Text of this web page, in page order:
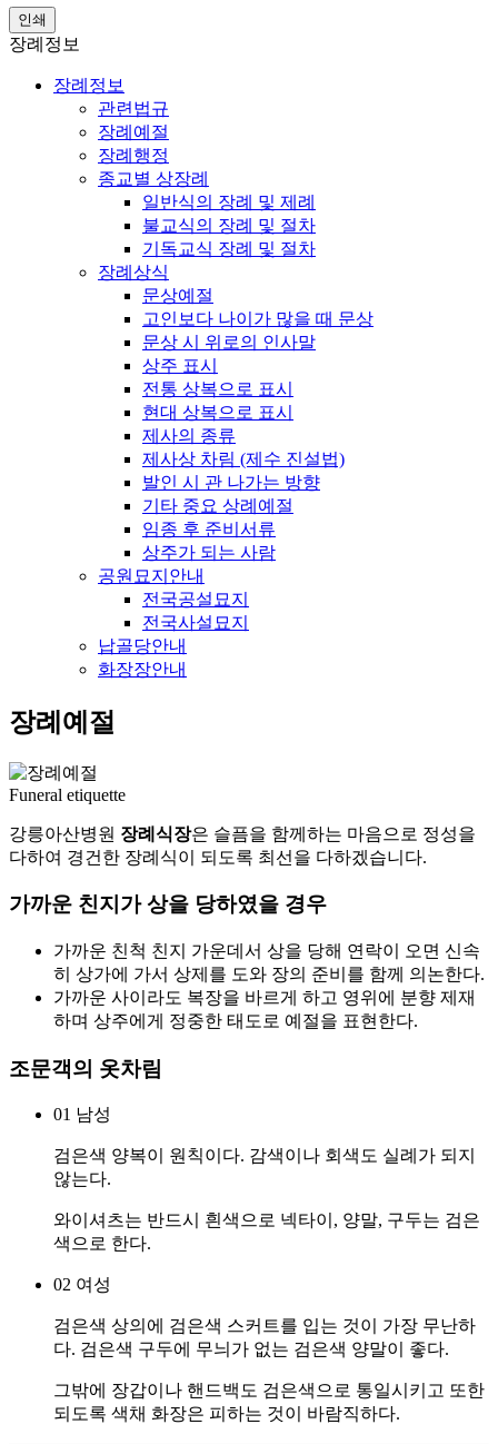
인쇄
장례정보
장례정보
관련법규
장례예절
장례행정
종교별 상장례
일반식의 장례 및 제례
불교식의 장례 및 절차
기독교식 장례 및 절차
장례상식
문상예절
고인보다 나이가 많을 때 문상
문상 시 위로의 인사말
상주 표시
전통 상복으로 표시
현대 상복으로 표시
제사의 종류
제사상 차림 (제수 진설법)
발인 시 관 나가는 방향
기타 중요 상례예절
임종 후 준비서류
상주가 되는 사람
공원묘지안내
전국공설묘지
전국사설묘지
납골당안내
화장장안내
장례예절
Funeral etiquette
강릉아산병원 장례식장은 슬픔을 함께하는 마음으로 정성을
다하여 경건한 장례식이 되도록 최선을 다하겠습니다.
가까운 친지가 상을 당하였을 경우
가까운 친척 친지 가운데서 상을 당해 연락이 오면 신속
히 상가에 가서 상제를 도와 장의 준비를 함께 의논한다.
가까운 사이라도 복장을 바르게 하고 영위에 분향 제재
하며 상주에게 정중한 태도로 예절을 표현한다.
조문객의 옷차림
01 남성
검은색 양복이 원칙이다. 감색이나 회색도 실례가 되지
않는다.
와이셔츠는 반드시 흰색으로 넥타이, 양말, 구두는 검은
색으로 한다.
02 여성
검은색 상의에 검은색 스커트를 입는 것이 가장 무난하
다. 검은색 구두에 무늬가 없는 검은색 양말이 좋다.
그밖에 장갑이나 핸드백도 검은색으로 통일시키고 또한
되도록 색채 화장은 피하는 것이 바람직하다.